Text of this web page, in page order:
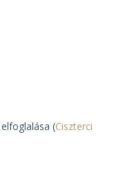
(Ciszterci